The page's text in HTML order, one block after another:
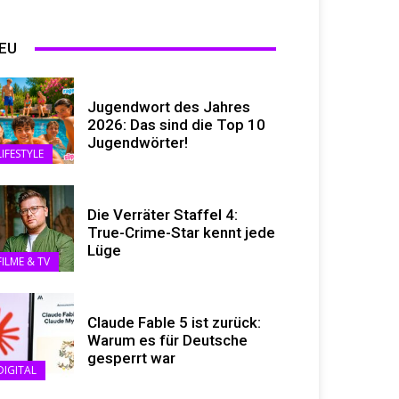
Jugendwort des Jahres
2026: Das sind die Top 10
Jugendwörter!
& TV
Die Verräter Staffel 4:
True-Crime-Star kennt jede
Lüge
Claude Fable 5 ist zurück:
Warum es für Deutsche
gesperrt war